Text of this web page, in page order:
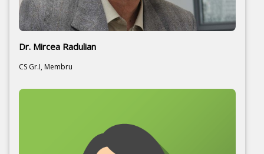
Dr. Mircea Radulian
CS Gr.I, Membru